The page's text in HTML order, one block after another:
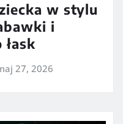
w stylu
i
27, 2026